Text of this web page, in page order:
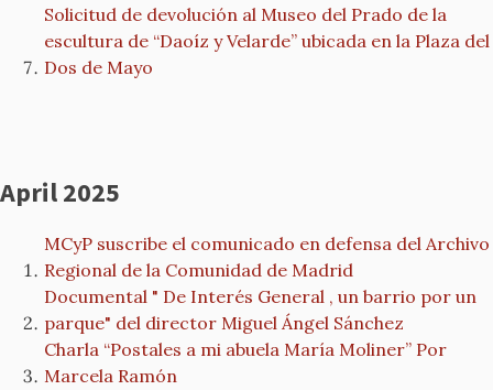
Solicitud de devolución al Museo del Prado de la
escultura de “Daoíz y Velarde” ubicada en la Plaza del
Dos de Mayo
April 2025
MCyP suscribe el comunicado en defensa del Archivo
Regional de la Comunidad de Madrid
Documental " De Interés General , un barrio por un
parque" del director Miguel Ángel Sánchez
Charla “Postales a mi abuela María Moliner” Por
Marcela Ramón